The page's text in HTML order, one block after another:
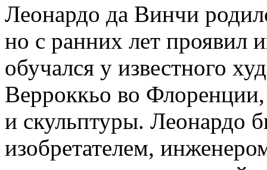
Леонардо да Винчи
но с ранних лет проявил
обучался у известного
Верроккьо во
и скульптуры. Леонардо
изобретателем,